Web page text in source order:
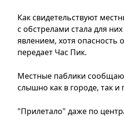
Как свидетельствуют
с обстрелами стала для
явлением, хотя опасность
передает Час Пик.
Местные паблики
слышно как в городе, так и
"Прилетало" даже по